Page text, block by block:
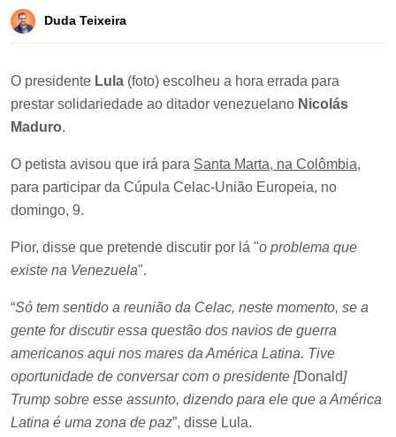
Duda Teixeira
O presidente Lula (foto) escolheu a hora errada para
prestar solidariedade ao ditador venezuelano Nicolás
Maduro.
O petista avisou que irá para Santa Marta, na Colômbia,
para participar da Cúpula Celac-União Europeia, no
domingo, 9.
Pior, disse que pretende discutir por lá "o problema que
existe na Venezuela".
“Só tem sentido a reunião da Celac, neste momento, se a
gente for discutir essa questão dos navios de guerra
americanos aqui nos mares da América Latina. Tive
oportunidade de conversar com o presidente [Donald]
Trump sobre esse assunto, dizendo para ele que a América
Latina é uma zona de paz”, disse Lula.